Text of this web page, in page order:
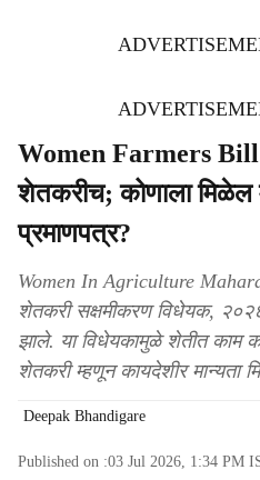
Women Farmers
शेतकरीच; कोणाला मिळेल
प्रमाणपत्र?
Women In Agriculture
शेतकरी सक्षमीकरण विधेयक,
झाले. या विधेयकामुळे शेतीत काम
शेतकरी म्हणून कायदेशीर मान्यता
Deepak Bhandigare
Published on :03 Jul 2026, 1:34 PM